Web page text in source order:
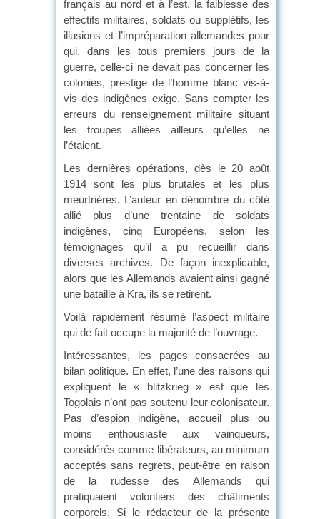
français au nord et à l’est, la faiblesse des
effectifs militaires, soldats ou supplétifs, les
illusions et l’impréparation allemandes pour
qui, dans les tous premiers jours de la
guerre, celle-ci ne devait pas concerner les
colonies, prestige de l’homme blanc vis-à-
vis des indigènes exige. Sans compter les
erreurs du renseignement militaire situant
les troupes alliées ailleurs qu’elles ne
l’étaient.
Les dernières opérations, dès le 20 août
1914 sont les plus brutales et les plus
meurtrières. L’auteur en dénombre du côté
allié plus d’une trentaine de soldats
indigènes, cinq Européens, selon les
témoignages qu’il a pu recueillir dans
diverses archives. De façon inexplicable,
alors que les Allemands avaient ainsi gagné
une bataille à Kra, ils se retirent.
Voilà rapidement résumé l’aspect militaire
qui de fait occupe la majorité de l’ouvrage.
Intéressantes, les pages consacrées au
bilan politique. En effet, l’une des raisons qui
expliquent le « blitzkrieg » est que les
Togolais n’ont pas soutenu leur colonisateur.
Pas d’espion indigène, accueil plus ou
moins enthousiaste aux vainqueurs,
considérés comme libérateurs, au minimum
acceptés sans regrets, peut-être en raison
de la rudesse des Allemands qui
pratiquaient volontiers des châtiments
corporels. Si le rédacteur de la présente